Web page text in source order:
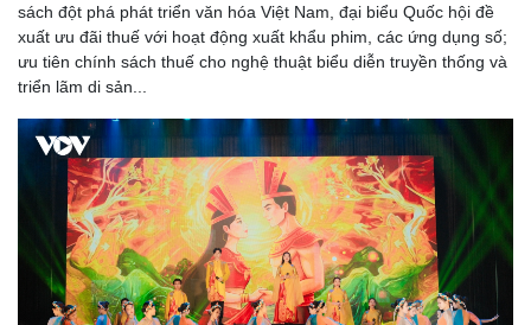
Doanh nghiệp
Thông tin doanh nghiệp
Doanh nghiệp 24h
Vì cộng đồng
Công nghệ
Sành điệu
Chuyển đổi số
sách đột phá phát triển văn hóa Việt Nam, đại biểu Quốc hội đề
xuất ưu đãi thuế với hoạt động xuất khẩu phim, các ứng dụng số;
ưu tiên chính sách thuế cho nghệ thuật biểu diễn truyền thống và
triển lãm di sản...